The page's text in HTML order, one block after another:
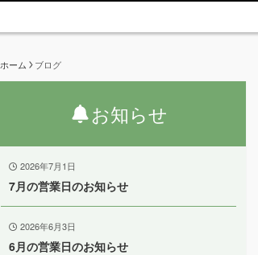
ホーム ブログ
お知らせ
2026年7月1日
7月の営業日のお知らせ
2026年6月3日
6月の営業日のお知らせ